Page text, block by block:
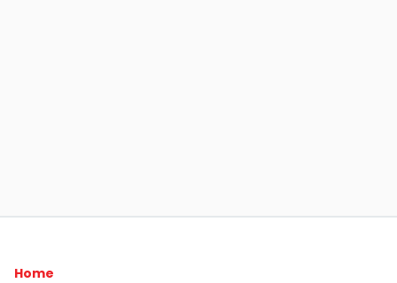
Home
Surga Introvert, 3 Desa Terpencil Jateng
Disconect